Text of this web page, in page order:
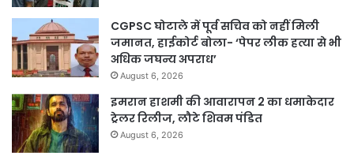
CGPSC घोटाले में पूर्व सचिव को नहीं मिली
जमानत, हाईकोर्ट बोला- ‘पेपर लीक हत्या से भी
अधिक जघन्य अपराध’
August 6, 2026
इमरान हाशमी की आवारापन 2 का धमाकेदार
ट्रेलर रिलीज, लौटे शिवम पंडित
August 6, 2026